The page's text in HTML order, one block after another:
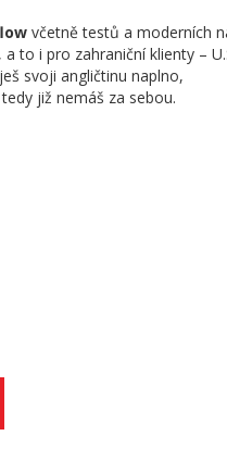
včetně testů a moderních
to i pro zahraniční klienty –
svoji angličtinu naplno,
již nemáš za sebou.